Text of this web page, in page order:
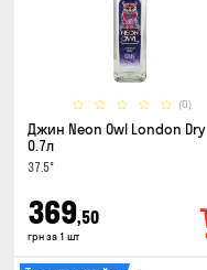
(0)
Джин Neon Owl London Dry
0.7л
37.5°
369,50
грн за 1 шт